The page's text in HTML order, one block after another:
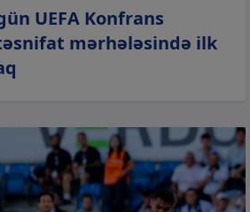
UEFA Konfrans
təsnifat mərhələsində ilk